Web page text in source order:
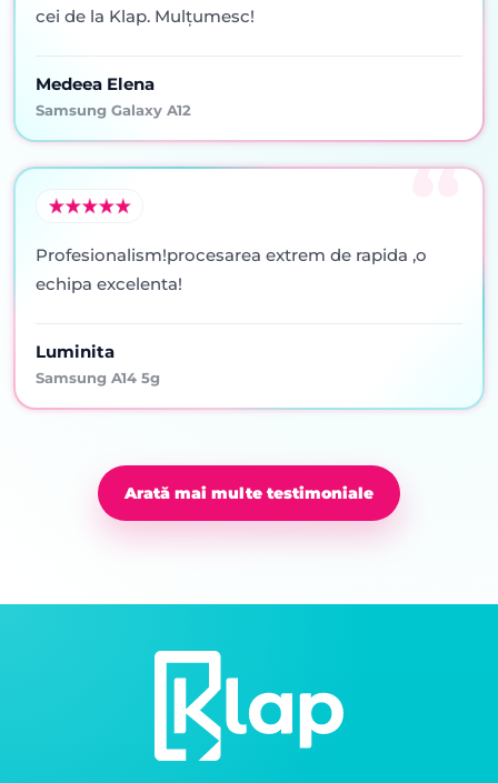
cei de la Klap. Mulţumesc!
Medeea Elena
Samsung Galaxy A12
Profesionalism!procesarea extrem de rapida ,o
echipa excelenta!
Luminita
Samsung A14 5g
Arată mai multe testimoniale